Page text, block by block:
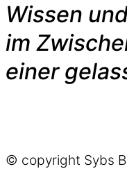
Wissen
im
einer
© copyright Sybs